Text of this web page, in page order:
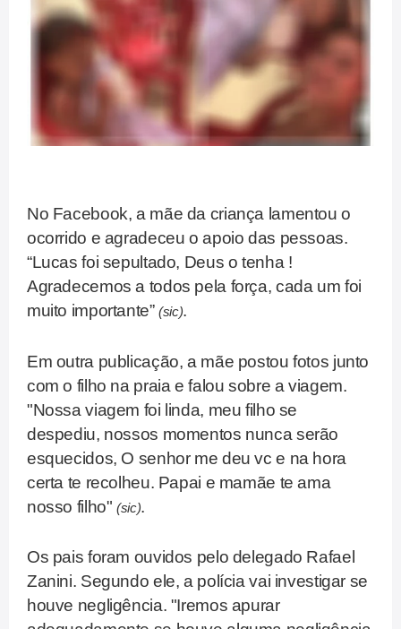
No Facebook, a mãe da criança lamentou o
ocorrido e agradeceu o apoio das pessoas.
“Lucas foi sepultado, Deus o tenha !
Agradecemos a todos pela força, cada um foi
muito importante”(sic).
Em outra publicação, a mãe postou fotos junto
com o filho na praia e falou sobre a viagem.
"Nossa viagem foi linda, meu filho se
despediu, nossos momentos nunca serão
esquecidos, O senhor me deu vc e na hora
certa te recolheu. Papai e mamãe te ama
nosso filho"(sic).
Os pais foram ouvidos pelo delegado Rafael
Zanini. Segundo ele, a polícia vai investigar se
houve negligência. "Iremos apurar